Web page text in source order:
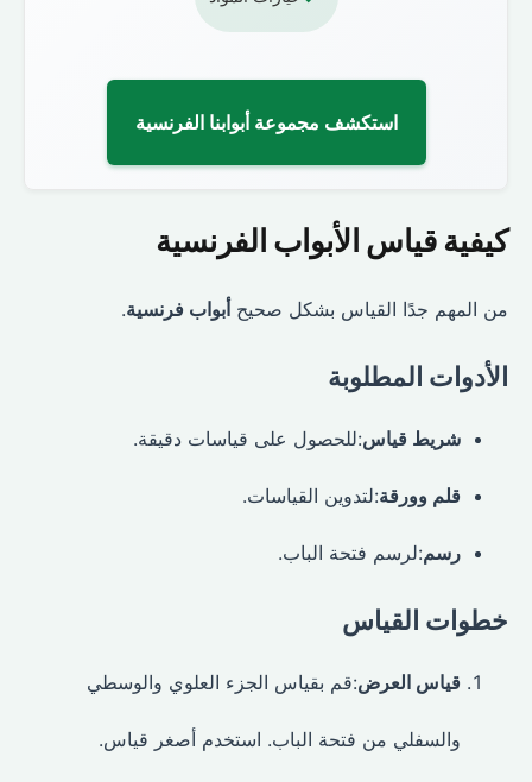
استكشف مجموعة أبوابنا الفرنسية
كيفية قياس الأبواب الفرنسية
من المهم جدًا القياس بشكل صحيحأبواب فرنسية.
الأدوات المطلوبة
شريط قياس:للحصول على قياسات دقيقة.
قلم وورقة:لتدوين القياسات.
رسم:لرسم فتحة الباب.
خطوات القياس
قياس العرض:قم بقياس الجزء العلوي والوسطي
والسفلي من فتحة الباب. استخدم أصغر قياس.